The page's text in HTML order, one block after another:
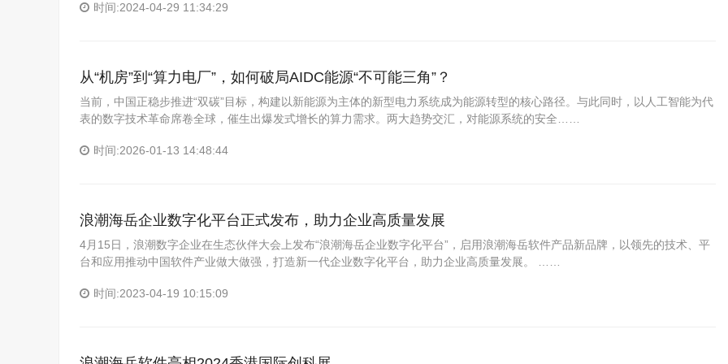
时间:2024-04-29 11:34:29
从“机房”到“算力电厂”，如何破局AIDC能源“不可能三角”？
当前，中国正稳步推进“双碳”目标，构建以新能源为主体的新型电力系统成为能源转型的核心路径。与此同时，以人工智能为代
表的数字技术革命席卷全球，催生出爆发式增长的算力需求。两大趋势交汇，对能源系统的安全……
时间:2026-01-13 14:48:44
浪潮海岳企业数字化平台正式发布，助力企业高质量发展
4月15日，浪潮数字企业在生态伙伴大会上发布“浪潮海岳企业数字化平台”，启用浪潮海岳软件产品新品牌，以领先的技术、平
台和应用推动中国软件产业做大做强，打造新一代企业数字化平台，助力企业高质量发展。 ……
时间:2023-04-19 10:15:09